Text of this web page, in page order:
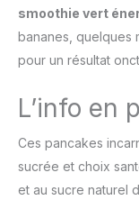
smoothie vert
bananes, quelques
pour un résultat
L’info en
Ces pancakes
sucrée et choix
et au sucre naturel